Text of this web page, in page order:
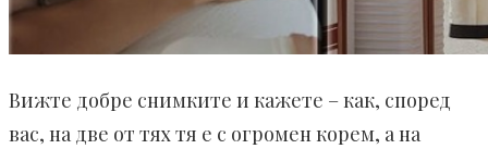
Вижте добре снимките и кажете – как, според
вас, на две от тях тя е с огромен корем, а на